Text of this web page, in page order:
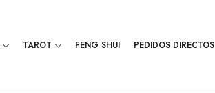
TAROT FENG SHUI PEDIDOS DIRECTOS